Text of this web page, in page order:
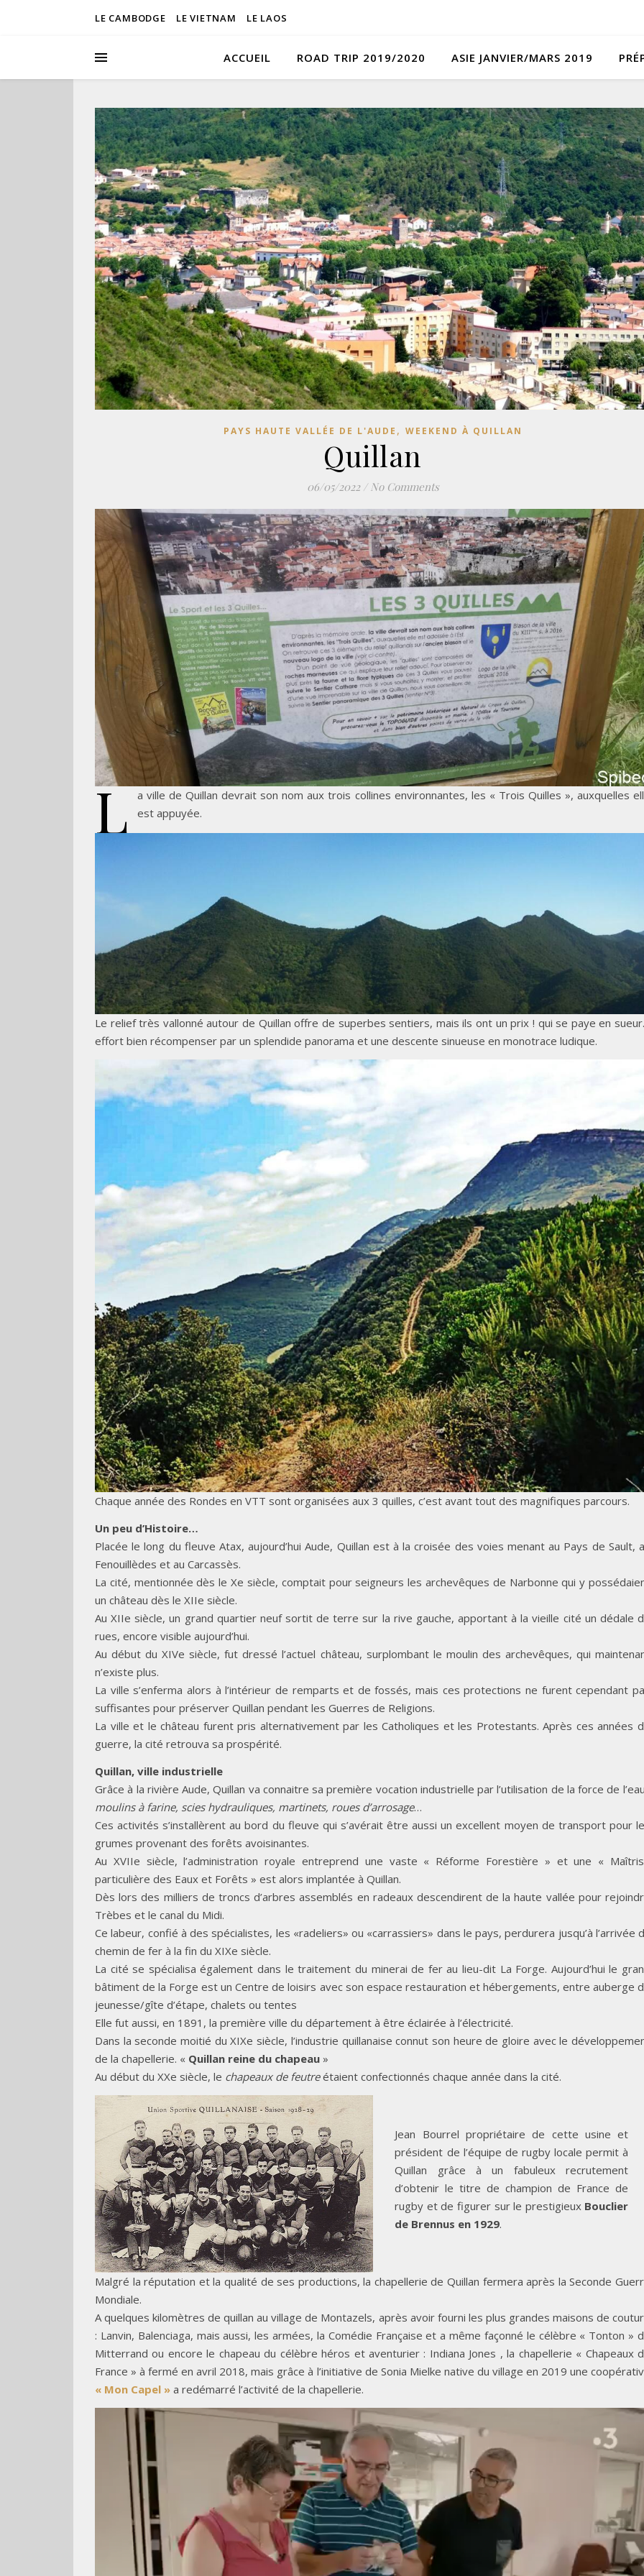
LE CAMBODGE LE VIETNAM LE LAOS
ACCUEIL ROAD TRIP 2019/2020 ASIE JANVIER/MARS 2019
PAYS HAUTE VALLÉE DE L'AUDE , WEEKEND À QUILLAN
Quillan
06/05/2022 / No Comments
L a ville de Quillan devrait son nom aux trois collines environnantes, les « Trois Quilles », auxquelles
est appuyée.
Le relief très vallonné autour de Quillan offre de superbes sentiers, mais ils ont un prix ! qui se paye en
effort bien récompenser par un splendide panorama et une descente sinueuse en monotrace ludique.
Chaque année des Rondes en VTT sont organisées aux 3 quilles, c’est avant tout des magnifiques parcours.
Un peu d’Histoire…
Placée le long du fleuve Atax, aujourd’hui Aude, Quillan est à la croisée des voies menant au Pays de Sault,
Fenouillèdes et au Carcassès.
La cité, mentionnée dès le Xe siècle, comptait pour seigneurs les archevêques de Narbonne qui y
un château dès le XIIe siècle.
Au XIIe siècle, un grand quartier neuf sortit de terre sur la rive gauche, apportant à la vieille cité un dédale
rues, encore visible aujourd’hui.
Au début du XIVe siècle, fut dressé l’actuel château, surplombant le moulin des archevêques, qui
n’existe plus.
La ville s’enferma alors à l’intérieur de remparts et de fossés, mais ces protections ne furent cependant
suffisantes pour préserver Quillan pendant les Guerres de Religions.
La ville et le château furent pris alternativement par les Catholiques et les Protestants. Après ces années
guerre, la cité retrouva sa prospérité.
Quillan, ville industrielle
Grâce à la rivière Aude, Quillan va connaitre sa première vocation industrielle par l’utilisation de la force de
moulins à farine, scies hydrauliques, martinets, roues d’arrosage…
Ces activités s’installèrent au bord du fleuve qui s’avérait être aussi un excellent moyen de transport pour
grumes provenant des forêts avoisinantes.
Au XVIIe siècle, l’administration royale entreprend une vaste « Réforme Forestière » et une «
particulière des Eaux et Forêts » est alors implantée à Quillan.
Dès lors des milliers de troncs d’arbres assemblés en radeaux descendirent de la haute vallée pour
Trèbes et le canal du Midi.
Ce labeur, confié à des spécialistes, les «radeliers» ou «carrassiers» dans le pays, perdurera jusqu’à l’arrivée
chemin de fer à la fin du XIXe siècle.
La cité se spécialisa également dans le traitement du minerai de fer au lieu-dit La Forge. Aujourd’hui le
bâtiment de la Forge est un Centre de loisirs avec son espace restauration et hébergements, entre auberge
jeunesse/gîte d’étape, chalets ou tentes
Elle fut aussi, en 1891, la première ville du département à être éclairée à l’électricité.
Dans la seconde moitié du XIXe siècle, l’industrie quillanaise connut son heure de gloire avec le
de la chapellerie. « Quillan reine du chapeau »
Au début du XXe siècle, le chapeaux de feutreétaient confectionnés chaque année dans la cité.
Jean Bourrel propriétaire de cette usine et
président de l’équipe de rugby locale permit à
Quillan grâce à un fabuleux recrutement
d’obtenir le titre de champion de France de
rugby et de figurer sur le prestigieux Bouclier
de Brennus en 1929.
Malgré la réputation et la qualité de ses productions, la chapellerie de Quillan fermera après la Seconde
Mondiale.
A quelques kilomètres de quillan au village de Montazels, après avoir fourni les plus grandes maisons de
: Lanvin, Balenciaga, mais aussi, les armées, la Comédie Française et a même façonné le célèbre « Tonton »
Mitterrand ou encore le chapeau du célèbre héros et aventurier : Indiana Jones , la chapellerie « Chapeaux
France » à fermé en avril 2018, mais grâce à l’initiative de Sonia Mielke native du village en 2019 une
« Mon Capel » a redémarré l’activité de la chapellerie.